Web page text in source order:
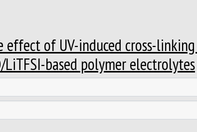
effect of UV-induced cross-
based polymer electrolytes